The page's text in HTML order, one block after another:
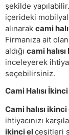
şekilde
içerideki
alınarak cami
Firmanıza ait
aldığı cami
inceleyerek
seçebilirsiniz.
Cami Halısı
Cami halısı ikinci
ihtiyacınızı
ikinci elçeşitleri